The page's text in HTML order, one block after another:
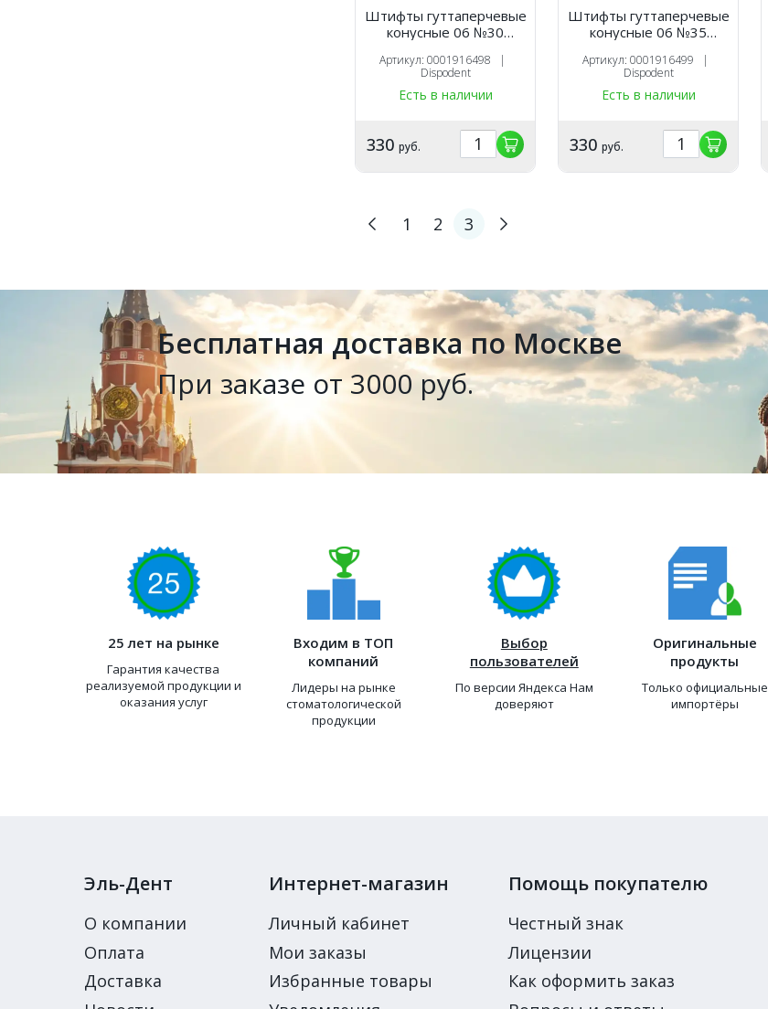
Штифты гуттаперчевые
конусные 06 №30
Артикул: 0001916498 |
Dispodent
Есть в наличии
330 руб.
Штифты гуттаперчевые
конусные 06 №35
Артикул: 0001916499 |
Dispodent
Есть в наличии
330 руб.
1 2 3
Бесплатная доставка по Москве
При заказе от 3000 руб.
25 лет на рынке
Гарантия качества
реализуемой продукции и
оказания услуг
Входим в ТОП
компаний
Лидеры на рынке
стоматологической
продукции
Выбор
пользователей
По версии Яндекса Нам
доверяют
Оригинальные
продукты
Только официальные
импортёры
Эль-Дент
О компании
Оплата
Доставка
Интернет-магазин
Личный кабинет
Мои заказы
Избранные товары
Помощь покупателю
Честный знак
Лицензии
Как оформить заказ